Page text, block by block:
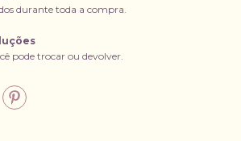
durante toda a compra.
pode trocar ou devolver.